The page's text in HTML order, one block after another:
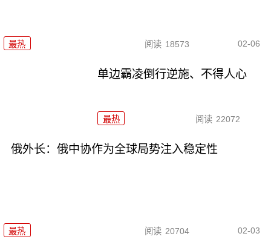
最热 阅读 18573 02-06
单边霸凌倒行逆施、不得人心
最热 阅读 22072
俄外长：俄中协作为全球局势注入稳定性
最热 阅读 20704 02-03